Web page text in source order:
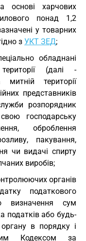
основі харчових
понад 1,2
у товарних
з УКТ ЗЕД;
обладнані
(далі -
території
представників
розпорядник
господарську
оброблення
пакування,
чи видачі спирту
виробів;
органів
податкового
визначення сум
податків або будь-
в порядку і
Кодексом за